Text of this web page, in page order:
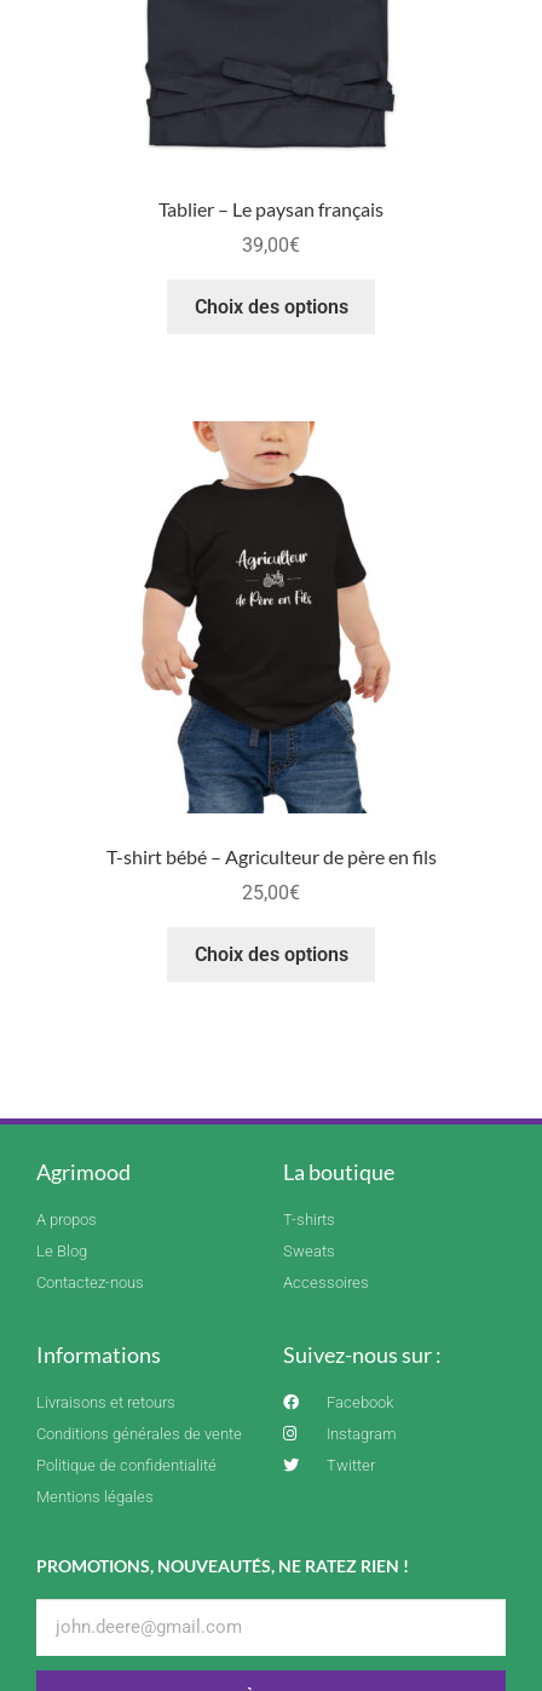
Tablier – Le paysan français
39,00€
Choix des options
T-shirt bébé – Agriculteur de père en fils
25,00€
Choix des options
Agrimood
A propos
Le Blog
Contactez-nous
La boutique
T-shirts
Sweats
Accessoires
Informations
Livraisons et retours
Conditions générales de vente
Politique de confidentialité
Mentions légales
Suivez-nous sur :
Facebook
Instagram
Twitter
PROMOTIONS, NOUVEAUTÉS, NE RATEZ RIEN !